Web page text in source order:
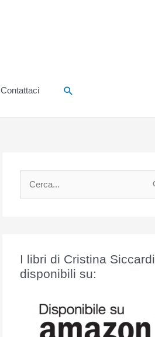
Contattaci Cerca
:I libri di Cristina Siccardi
disponibili su: